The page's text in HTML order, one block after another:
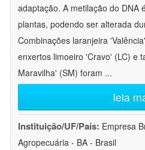
adaptação. A metilação do DNA
plantas, podendo ser alterada
Combinações laranjeira
enxertos limoeiro 'Cravo' (LC) e
Maravilha' (SM) foram ...
leia
Instituição/UF/País: Empresa
Agropecuária - BA - Brasil